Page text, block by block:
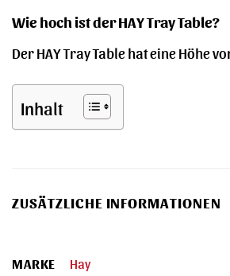
Wie hoch ist der HAY Tray Table?
Der HAY Tray Table hat eine Höhe
Inhalt
ZUSÄTZLICHE INFORMATIONEN
MARKE Hay